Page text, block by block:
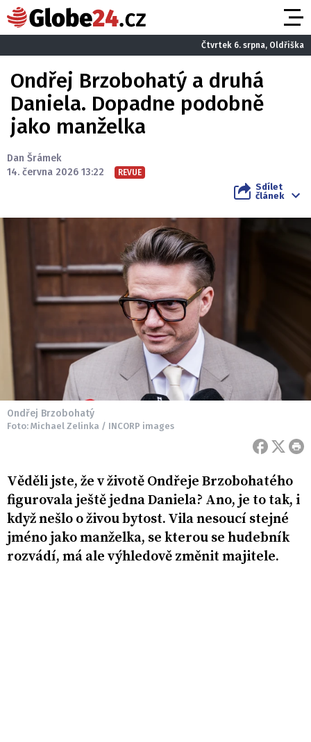
Čtvrtek 6. srpna, Oldřiška
Ondřej Brzobohatý a druhá
Daniela. Dopadne podobně
jako manželka
Dan Šrámek
14. června 2026 13:22
REVUE
Sdílet
článek
Ondřej Brzobohatý
Foto: Michael Zelinka / INCORP images
Věděli jste, že v životě Ondřeje Brzobohatého
figurovala ještě jedna Daniela? Ano, je to tak, i
když nešlo o živou bytost. Vila nesoucí stejné
jméno jako manželka, se kterou se hudebník
rozvádí, má ale výhledově změnit majitele.